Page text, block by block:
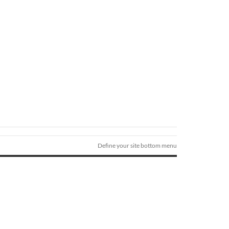
Define your site bottom menu